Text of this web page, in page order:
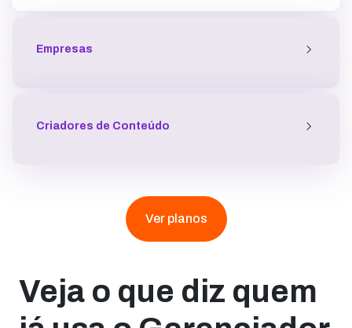
Empresas
Criadores de Conteúdo
Ver planos
Veja o que diz quem